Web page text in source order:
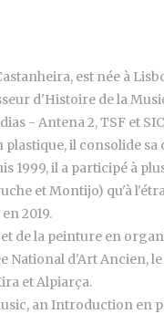
est née à
d'Histoire de la
- Antena 2, TSF et
il consolide
1999, il a participé à
et Montijo) qu'à
2019.
de la peinture en
National d'Art Ancien,
et Alpiarça.
an Introduction en